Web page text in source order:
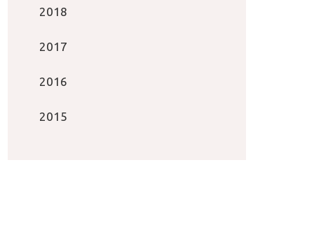
2018
2017
2016
2015